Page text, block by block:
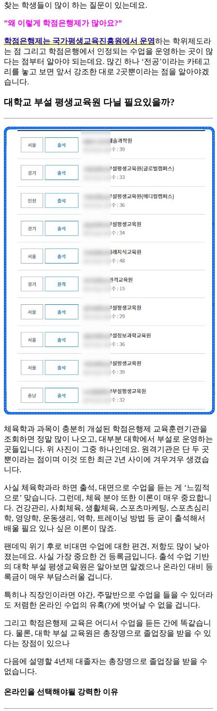
찾는 학생들이 많이 하는 질문이 있는데요.
​”왜 이렇게 학점은행제가 많아요?”
학점은행제는 국가평생교육진흥원에서 운영하는 학위제도라
는 점 그리고 학점은행에서 인정되는 수업을 운영하는 곳이 많
다는 점부터 알아야 되는데요. 많긴 하나 ‘전공’이라는 카테고
리를 놓고 보면 앞서 강조한 대로 2곳뿐이라는 점을 알아야겠
습니다.
대학교 부설 평생교육원 다닐 필요있을까?​
체육학과 과목이 충분히 개설된 학점은행제 교육훈련기관을
조회하면 정말 많이 나오고, 대부분 대학에서 부설로 운영하는
곳들입니다. 위 사진이 그중 하나인데요. 원격기관은 단 두 곳
뿐이라는 점이며 이것 또한 최근 2년 사이에 겨우겨우 생겼습
니다.
사실 체육학과라 하면 출석, 대면으로 수업을 듣는 게 ‘느낌적
으로’ 맞습니다. 그런데, 체육 분야 또한 이론이 매우 중요합니
다. 건강관리, 사회체육, 생활체육, 스포츠마케팅, 스포츠심리
학, 영양학, 운동생리, 역학, 트레이닝 방법 등 굳이 출석해서
배울 필요 있나 싶은 이론이 많죠.
팬데믹 위기 후로 비대면 수업에 대한 편견, 저항도 많이 낮아
졌는데요. 사실 가장 중요한 건 등록금입니다. 출석 수업 기반
의 대학 부설 평생교육원은 알아보면 알겠으나 온라인 대비 등
록금이 매우 부담스러울 겁니다.
특히나 직장인이라면 야간, 주말반으로 수업을 들을 수 있더라
도 저렴한 온라인 수업의 유혹(?)에 벗어날 수 없을 겁니다.
그리고 학점은행제 교육은 어디서 수업을 듣든 간에 똑같습니
다. 물론, 대학 부설 교육원은 총장명으로 졸업장을 받을 수 있
다는 장점이 있으나
다음에 설명할 4년제 대졸자는 총장명으로 졸업장을 받을 수
없습니다.
온라인을 선택해야될 강력한 이유